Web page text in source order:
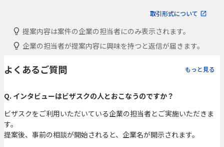
取引形式について
提案内容は案件の企業の担当者にのみ表示されます。
企業の担当者が提案内容に興味を持つと返信が届きます。
よくあるご質問 もっと見る
Q. インタビューはビザスクの人とおこなうのですか？
ビザスクをご利用いただいている企業の担当者とご実施いただきま
す。
提案後、事前の相談が開始されると、企業名が開示されます。